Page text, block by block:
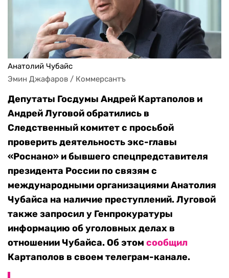
Анатолий Чубайс
Эмин Джафаров / Коммерсантъ
Депутаты Госдумы Андрей Картаполов и
Андрей Луговой обратились в
Следственный комитет с просьбой
проверить деятельность экс-главы
«Роснано» и бывшего спецпредставителя
президента России по связям с
международными организациями Анатолия
Чубайса на наличие преступлений. Луговой
также запросил у Генпрокуратуры
информацию об уголовных делах в
отношении Чубайса. Об этом сообщил
Картаполов в своем телеграм-канале.